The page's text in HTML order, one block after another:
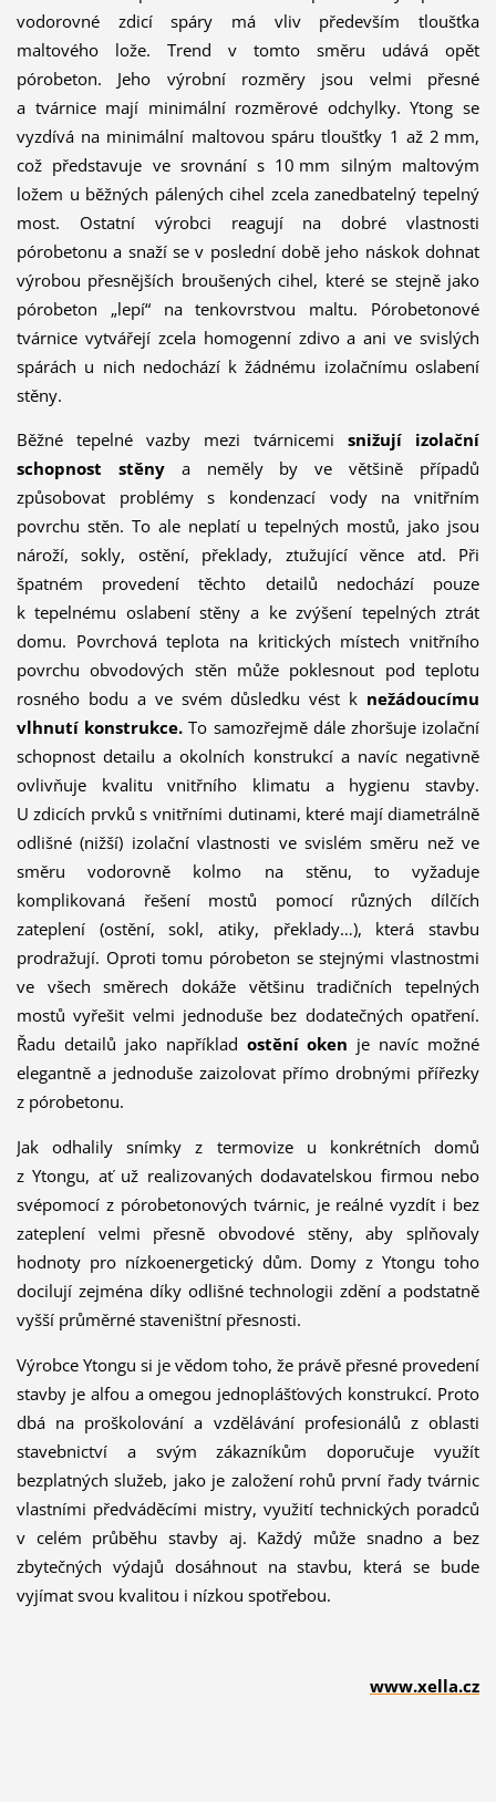
vodorovné zdicí spáry má vliv především tloušťka
maltového lože. Trend v tomto směru udává opět
pórobeton. Jeho výrobní rozměry jsou velmi přesné
a tvárnice mají minimální rozměrové odchylky. Ytong se
vyzdívá na minimální maltovou spáru tloušťky 1 až 2 mm,
což představuje ve srovnání s 10 mm silným maltovým
ložem u běžných pálených cihel zcela zanedbatelný tepelný
most. Ostatní výrobci reagují na dobré vlastnosti
pórobetonu a snaží se v poslední době jeho náskok dohnat
výrobou přesnějších broušených cihel, které se stejně jako
pórobeton „lepí“ na tenkovrstvou maltu. Pórobetonové
tvárnice vytvářejí zcela homogenní zdivo a ani ve svislých
spárách u nich nedochází k žádnému izolačnímu oslabení
stěny.
Běžné tepelné vazby mezi tvárnicemisnižují izolační
schopnost stěnya neměly by ve většině případů
způsobovat problémy s kondenzací vody na vnitřním
povrchu stěn. To ale neplatí u tepelných mostů, jako jsou
nároží, sokly, ostění, překlady, ztužující věnce atd. Při
špatném provedení těchto detailů nedochází pouze
k tepelnému oslabení stěny a ke zvýšení tepelných ztrát
domu. Povrchová teplota na kritických místech vnitřního
povrchu obvodových stěn může poklesnout pod teplotu
rosného bodu a ve svém důsledku vést k nežádoucímu
vlhnutí konstrukce. To samozřejmě dále zhoršuje izolační
schopnost detailu a okolních konstrukcí a navíc negativně
ovlivňuje kvalitu vnitřního klimatu a hygienu stavby.
U zdicích prvků s vnitřními dutinami, které mají diametrálně
odlišné (nižší) izolační vlastnosti ve svislém směru než ve
směru vodorovně kolmo na stěnu, to vyžaduje
komplikovaná řešení mostů pomocí různých dílčích
zateplení (ostění, sokl, atiky, překlady…), která stavbu
prodražují. Oproti tomu pórobeton se stejnými vlastnostmi
ve všech směrech dokáže většinu tradičních tepelných
mostů vyřešit velmi jednoduše bez dodatečných opatření.
Řadu detailů jako například ostění oken je navíc možné
elegantně a jednoduše zaizolovat přímo drobnými přířezky
z pórobetonu.
Jak odhalily snímky z termovize u konkrétních domů
z Ytongu, ať už realizovaných dodavatelskou firmou nebo
svépomocí z pórobetonových tvárnic, je reálné vyzdít i bez
zateplení velmi přesně obvodové stěny, aby splňovaly
hodnoty pro nízkoenergetický dům. Domy z Ytongu toho
docilují zejména díky odlišné technologii zdění a podstatně
vyšší průměrné staveništní přesnosti.
Výrobce Ytongu si je vědom toho, že právě přesné provedení
stavby je alfou a omegou jednoplášťových konstrukcí. Proto
dbá na proškolování a vzdělávání profesionálů z oblasti
stavebnictví a svým zákazníkům doporučuje využít
bezplatných služeb, jako je založení rohů první řady tvárnic
vlastními předváděcími mistry, využití technických poradců
v celém průběhu stavby aj. Každý může snadno a bez
zbytečných výdajů dosáhnout na stavbu, která se bude
vyjímat svou kvalitou i nízkou spotřebou.
www.xella.cz